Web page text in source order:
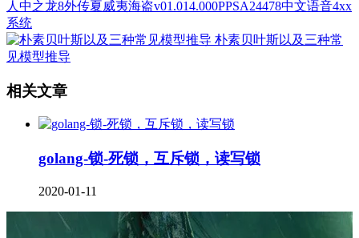
人中之龙8外传夏威夷海盗v01.014.000PPSA24478中文语音4xx
系统
朴素贝叶斯以及三种常
见模型推导
相关文章
golang-锁-死锁，互斥锁，读写锁
2020-01-11